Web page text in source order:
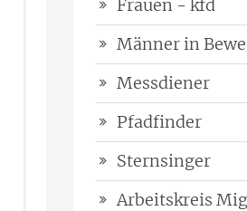
Frauen - kfd
Männer in
Messdiener
Pfadfinder
Sternsinger
Arbeitskreis